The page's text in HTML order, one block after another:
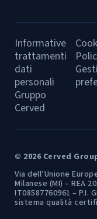
Informative
trattamenti
dati
personali
Gruppo
Cerved
© 2026 Cerved
Via dell’Unione
Milanese (MI) – REA
IT08587760961 – P.I.
sistema qualità